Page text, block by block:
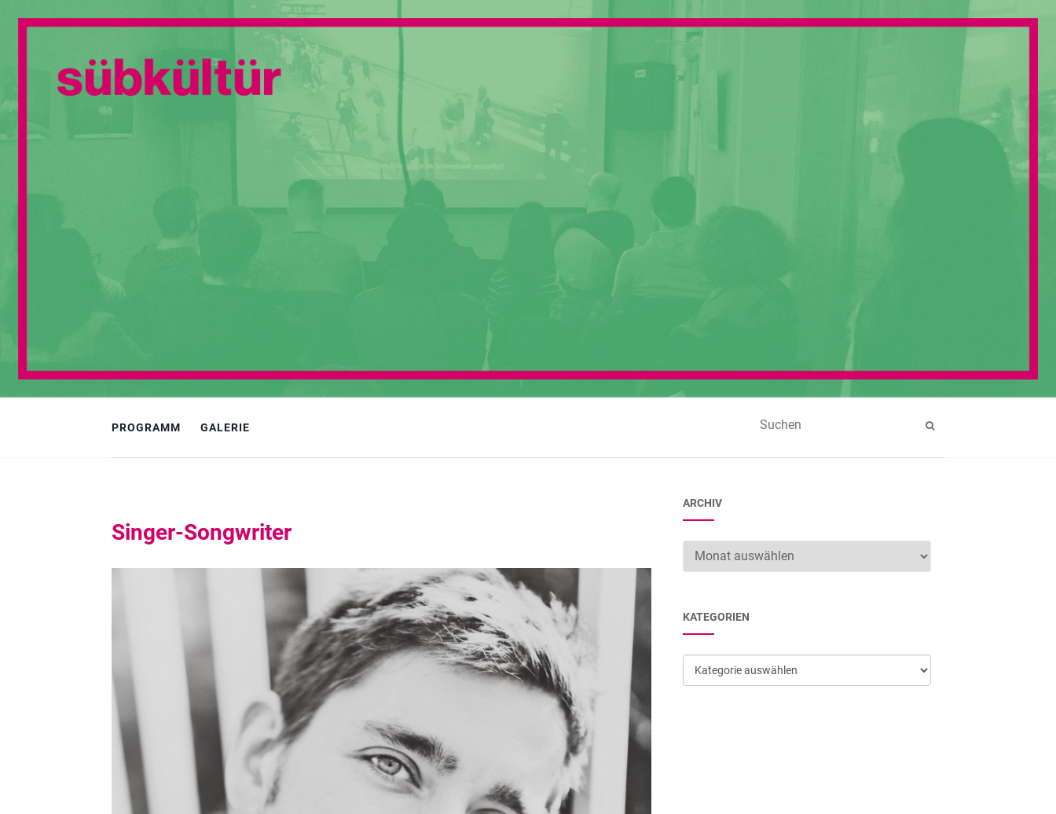
PROGRAMM GALERIE
Singer-Songwriter
ARCHIV
Archiv
KATEGORIEN
Kategorien